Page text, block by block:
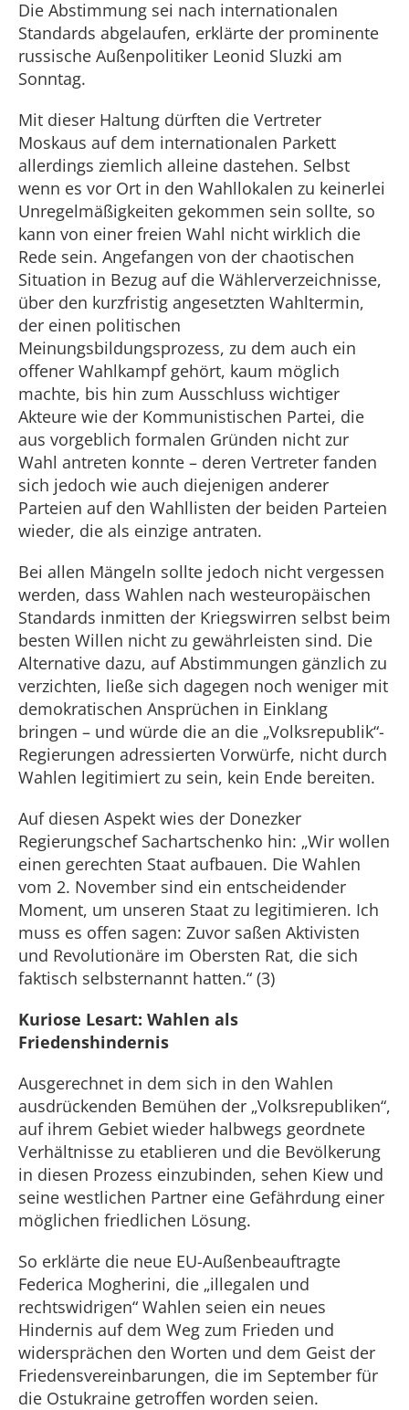
Die Abstimmung sei nach internationalen
Standards abgelaufen, erklärte der prominente
russische Außenpolitiker Leonid Sluzki am
Sonntag.
Mit dieser Haltung dürften die Vertreter
Moskaus auf dem internationalen Parkett
allerdings ziemlich alleine dastehen. Selbst
wenn es vor Ort in den Wahllokalen zu keinerlei
Unregelmäßigkeiten gekommen sein sollte, so
kann von einer freien Wahl nicht wirklich die
Rede sein. Angefangen von der chaotischen
Situation in Bezug auf die Wählerverzeichnisse,
über den kurzfristig angesetzten Wahltermin,
der einen politischen
Meinungsbildungsprozess, zu dem auch ein
offener Wahlkampf gehört, kaum möglich
machte, bis hin zum Ausschluss wichtiger
Akteure wie der Kommunistischen Partei, die
aus vorgeblich formalen Gründen nicht zur
Wahl antreten konnte – deren Vertreter fanden
sich jedoch wie auch diejenigen anderer
Parteien auf den Wahllisten der beiden Parteien
wieder, die als einzige antraten.
Bei allen Mängeln sollte jedoch nicht vergessen
werden, dass Wahlen nach westeuropäischen
Standards inmitten der Kriegswirren selbst beim
besten Willen nicht zu gewährleisten sind. Die
Alternative dazu, auf Abstimmungen gänzlich zu
verzichten, ließe sich dagegen noch weniger mit
demokratischen Ansprüchen in Einklang
bringen – und würde die an die „Volksrepublik“-
Regierungen adressierten Vorwürfe, nicht durch
Wahlen legitimiert zu sein, kein Ende bereiten.
Auf diesen Aspekt wies der Donezker
Regierungschef Sachartschenko hin: „Wir wollen
einen gerechten Staat aufbauen. Die Wahlen
vom 2. November sind ein entscheidender
Moment, um unseren Staat zu legitimieren. Ich
muss es offen sagen: Zuvor saßen Aktivisten
und Revolutionäre im Obersten Rat, die sich
faktisch selbsternannt hatten.“ (3)
Kuriose Lesart: Wahlen als
Friedenshindernis
Ausgerechnet in dem sich in den Wahlen
ausdrückenden Bemühen der „Volksrepubliken“,
auf ihrem Gebiet wieder halbwegs geordnete
Verhältnisse zu etablieren und die Bevölkerung
in diesen Prozess einzubinden, sehen Kiew und
seine westlichen Partner eine Gefährdung einer
möglichen friedlichen Lösung.
So erklärte die neue EU-Außenbeauftragte
Federica Mogherini, die „illegalen und
rechtswidrigen“ Wahlen seien ein neues
Hindernis auf dem Weg zum Frieden und
widersprächen den Worten und dem Geist der
Friedensvereinbarungen, die im September für
die Ostukraine getroffen worden seien.